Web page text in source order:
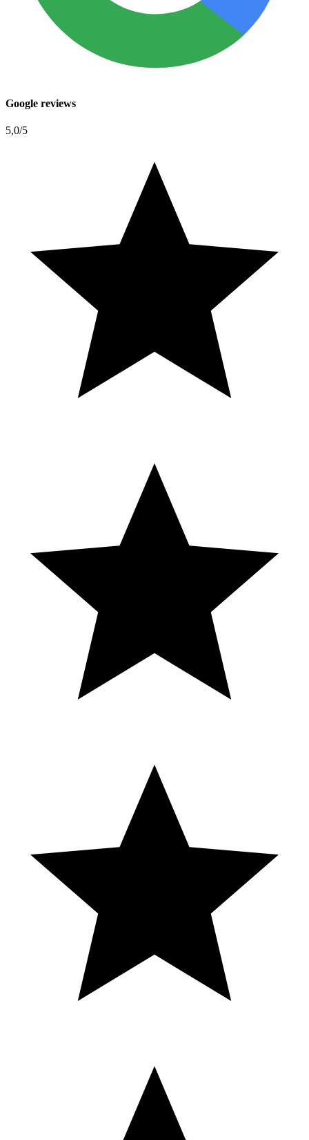
Google reviews
5,0/5